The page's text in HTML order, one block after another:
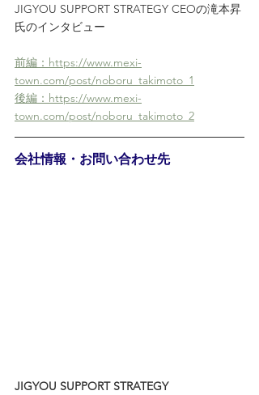
JIGYOU SUPPORT STRATEGY CEOの滝本昇
氏のインタビュー
前編：https://www.mexi-
town.com/post/noboru_takimoto_1
後編：https://www.mexi-
town.com/post/noboru_takimoto_2
会社情報・お問い合わせ先
JIGYOU SUPPORT STRATEGY